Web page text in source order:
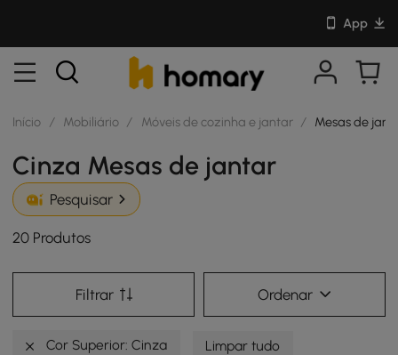
App
Início / Mobiliário / Móveis de cozinha e jantar / Mesas de
Cinza Mesas de jantar
Pesquisar
20 Produtos
Filtrar Ordenar
Cor Superior: Cinza Limpar tudo